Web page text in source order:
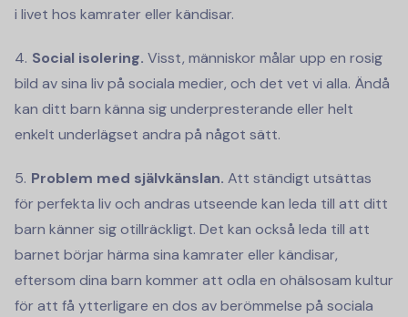
i livet hos kamrater eller kändisar.
Social isolering. Visst, människor målar upp en rosig
bild av sina liv på sociala medier, och det vet vi alla. Ändå
kan ditt barn känna sig underpresterande eller helt
enkelt underlägset andra på något sätt.
Problem med självkänslan. Att ständigt utsättas
för perfekta liv och andras utseende kan leda till att ditt
barn känner sig otillräckligt. Det kan också leda till att
barnet börjar härma sina kamrater eller kändisar,
eftersom dina barn kommer att odla en ohälsosam kultur
för att få ytterligare en dos av berömmelse på sociala